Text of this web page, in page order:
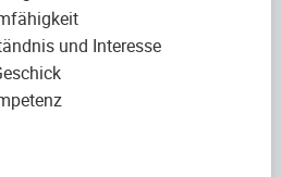
und Interesse